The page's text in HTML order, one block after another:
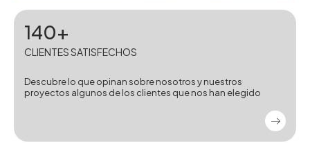
140+
CLIENTES SATISFECHOS
Descubre lo que opinan sobre nosotros y nuestros
proyectos algunos de los clientes que nos han elegido